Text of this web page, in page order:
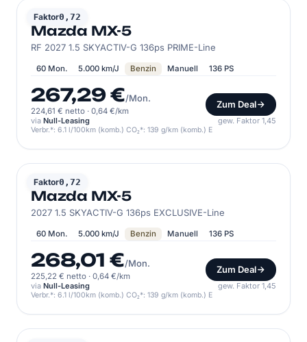
Faktor0,72
MAZDA
Mazda MX-5
RF 2027 1.5 SKYACTIV-G 136ps PRIME-Line
60 Mon. 5.000 km/J Benzin Manuell 136 PS
267,29 €/Mon.
224,61 € netto · 0,64 €/km
Zum Deal
via Null-Leasing gew. Faktor 1,45
Verbr.*: 6.1 l/100km (komb.) CO₂*: 139 g/km (komb.) E
Faktor0,72
MAZDA
Mazda MX-5
2027 1.5 SKYACTIV-G 136ps EXCLUSIVE-Line
60 Mon. 5.000 km/J Benzin Manuell 136 PS
268,01 €/Mon.
225,22 € netto · 0,64 €/km
Zum Deal
via Null-Leasing gew. Faktor 1,45
Verbr.*: 6.1 l/100km (komb.) CO₂*: 139 g/km (komb.) E